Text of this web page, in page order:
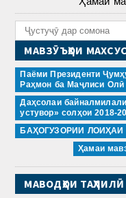
МАВЗӮЪҲОИ МАХСУС
Паёми Президенти
Раҳмон ба Маҷлиси Олӣ
Даҳсолаи
устувор» солҳои 2018-
БАҲОГУЗОРИИ ЛОИҲАИ
Ҳамаи
МАВОДҲОИ ТАҲЛИЛӢ